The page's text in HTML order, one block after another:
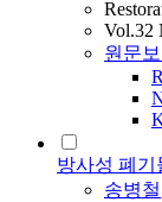
Vol.32
원문보
방사성 폐기
송병철